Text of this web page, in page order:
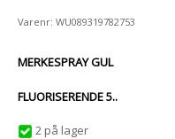
Varenr: WU089319782753
MERKESPRAY GUL
FLUORISERENDE 5..
2 på lager